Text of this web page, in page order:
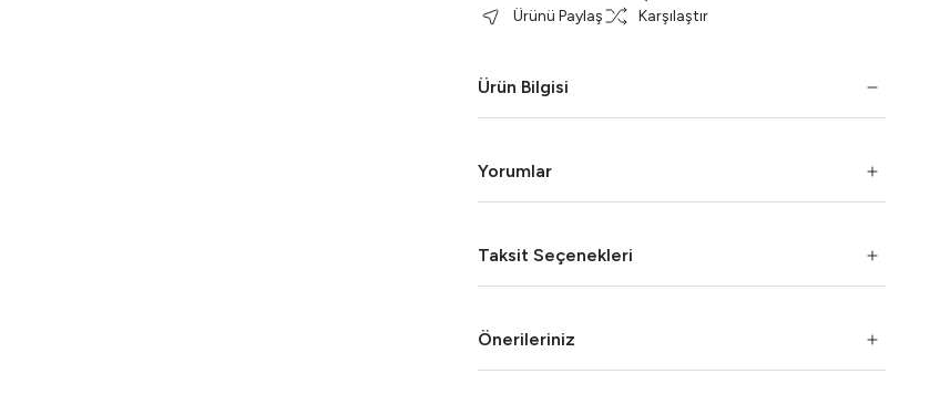
Ürünü Paylaş
Karşılaştır
Ürün Bilgisi
Yorumlar
Taksit Seçenekleri
Önerileriniz